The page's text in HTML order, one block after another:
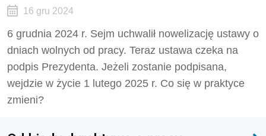
16 gru 2024
6 grudnia 2024 r. Sejm uchwalił nowelizację ustawy o
dniach wolnych od pracy. Teraz ustawa czeka na
podpis Prezydenta. Jeżeli zostanie podpisana,
wejdzie w życie 1 lutego 2025 r. Co się w praktyce
zmieni?